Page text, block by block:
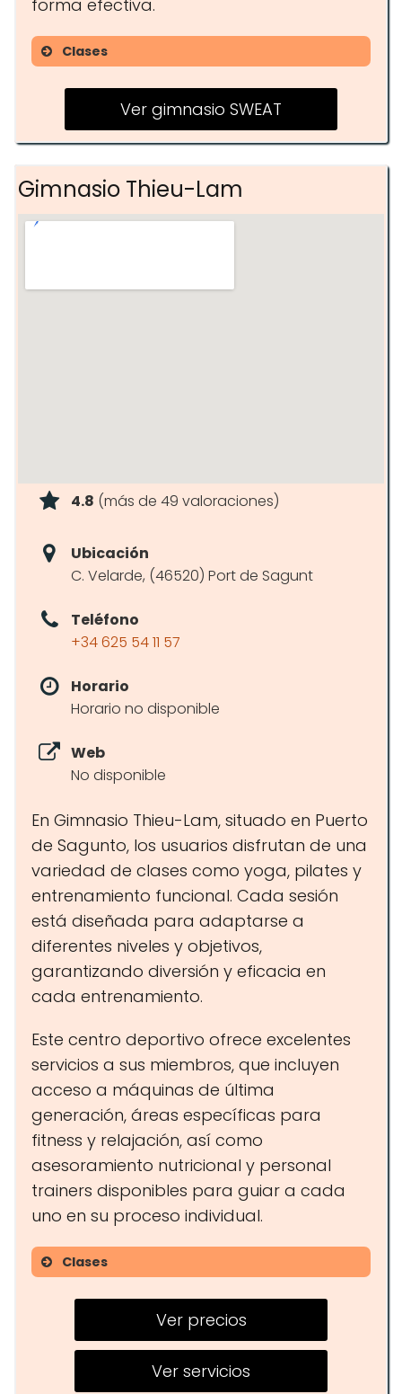
forma efectiva.
Clases
Entrenamiento funcional
Clases de HIIT
Yoga y movilidad
Ver gimnasio SWEAT
Gimnasio Thieu-Lam
4.8 (más de 49 valoraciones)
Ubicación
C. Velarde, (46520) Port de Sagunt
Teléfono
+34 625 54 11 57
Horario
Horario no disponible
Web
No disponible
En Gimnasio Thieu-Lam, situado en Puerto
de Sagunto, los usuarios disfrutan de una
variedad de clases como yoga, pilates y
entrenamiento funcional. Cada sesión
está diseñada para adaptarse a
diferentes niveles y objetivos,
garantizando diversión y eficacia en
cada entrenamiento.
Este centro deportivo ofrece excelentes
servicios a sus miembros, que incluyen
acceso a máquinas de última
generación, áreas específicas para
fitness y relajación, así como
asesoramiento nutricional y personal
trainers disponibles para guiar a cada
uno en su proceso individual.
Clases
Yoga
Entrenamiento funcional
Ver precios
Ver servicios